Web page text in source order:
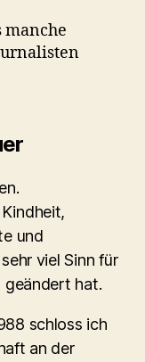
manche
und
viel Sinn für
geändert hat.
schloss ich
an der